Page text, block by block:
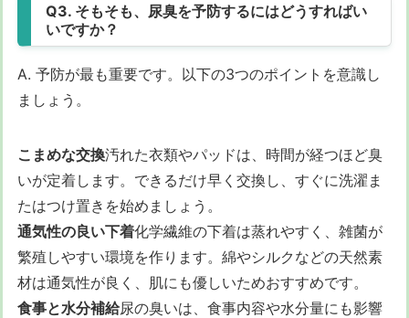
Q3. そもそも、尿臭を予防するにはどうすればい
いですか？
A. 予防が最も重要です。以下の3つのポイントを意識し
ましょう。
こまめな交換汚れた衣類やパッドは、時間が経つほど臭
いが定着します。できるだけ早く交換し、すぐに洗濯ま
たはつけ置きを始めましょう。
通気性の良い下着化学繊維の下着は蒸れやすく、雑菌が
繁殖しやすい環境を作ります。綿やシルクなどの天然素
材は通気性が良く、肌にも優しいためおすすめです。
食事と水分補給尿の臭いは、食事内容や水分量にも影響